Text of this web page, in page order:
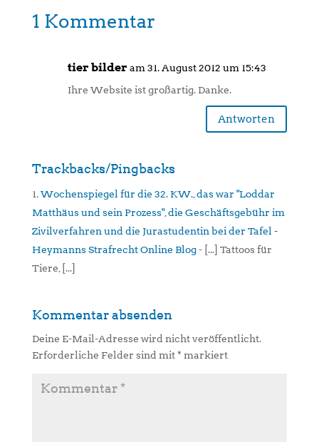
1 Kommentar
tier bilder am 31. August 2012 um 15:43
Ihre Website ist großartig. Danke.
Antworten
Trackbacks/Pingbacks
Wochenspiegel für die 32. KW., das war "Loddar
Matthäus und sein Prozess", die Geschäftsgebühr im
Zivilverfahren und die Jurastudentin bei der Tafel -
Heymanns Strafrecht Online Blog- [...] Tattoos für
Tiere, [...]
Kommentar absenden
Deine E-Mail-Adresse wird nicht veröffentlicht.
Erforderliche Felder sind mit* markiert